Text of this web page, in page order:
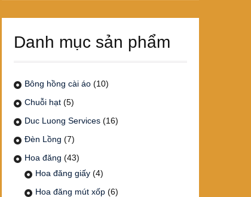
Danh mục sản phẩm
Bông hồng cài áo (10)
Chuỗi hạt (5)
Duc Luong Services (16)
Đèn Lồng (7)
Hoa đăng (43)
Hoa đăng giấy (4)
Hoa đăng mút xốp (6)